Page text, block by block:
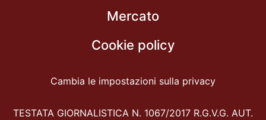
Mercato
Cookie policy
Cambia le impostazioni sulla privacy
TESTATA GIORNALISTICA N. 1067/2017 R.G.V.G. AUT.